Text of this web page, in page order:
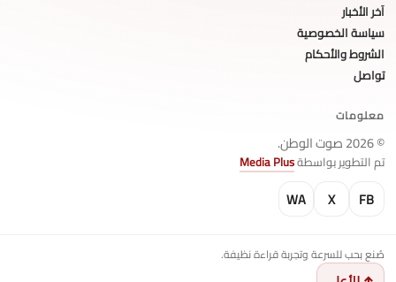
آخر الأخبار
سياسة الخصوصية
الشروط والأحكام
تواصل
معلومات
© 2026 صوت الوطن.
تم التطوير بواسطةMedia Plus
FB
X
WA
صُنع بحب للسرعة وتجربة قراءة نظيفة.